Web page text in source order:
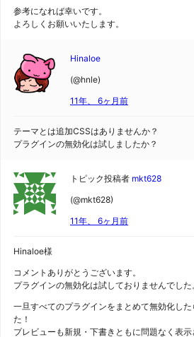
参考になれば幸いです。
よろしくお願いいたします。
Hinaloe
(@hnle)
11年、 6ヶ月前
テーマとは追加CSSはありませんか？
プラグインの無効化は試しましたか？
トピック投稿者 mkt628
(@mkt628)
11年、 6ヶ月前
Hinaloe様
コメントありがとうございます。
プラグインの無効化は試しておりませんでした
一旦すべてのプラグインをまとめて無効化し
た！
プレビューも新規・下書きともに問題なく表示